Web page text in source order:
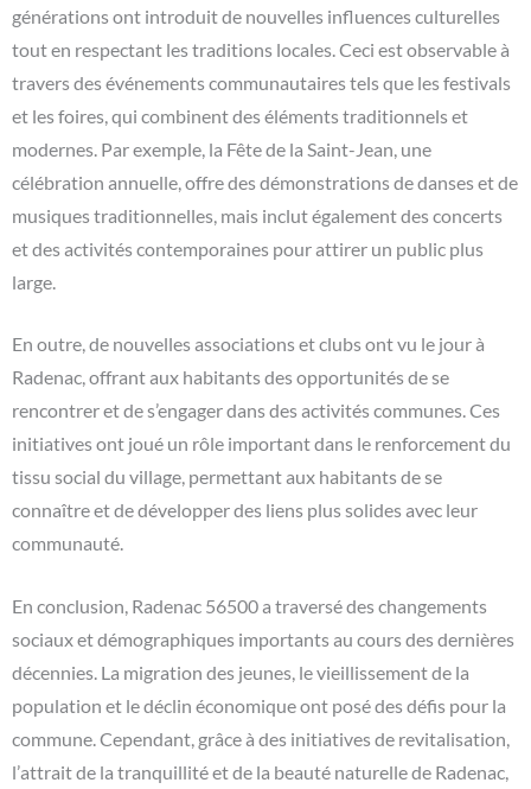
générations ont introduit de nouvelles influences culturelles
tout en respectant les traditions locales. Ceci est observable à
travers des événements communautaires tels que les festivals
et les foires, qui combinent des éléments traditionnels et
modernes. Par exemple, la Fête de la Saint-Jean, une
célébration annuelle, offre des démonstrations de danses et de
musiques traditionnelles, mais inclut également des concerts
et des activités contemporaines pour attirer un public plus
large.
En outre, de nouvelles associations et clubs ont vu le jour à
Radenac, offrant aux habitants des opportunités de se
rencontrer et de s’engager dans des activités communes. Ces
initiatives ont joué un rôle important dans le renforcement du
tissu social du village, permettant aux habitants de se
connaître et de développer des liens plus solides avec leur
communauté.
En conclusion, Radenac 56500 a traversé des changements
sociaux et démographiques importants au cours des dernières
décennies. La migration des jeunes, le vieillissement de la
population et le déclin économique ont posé des défis pour la
commune. Cependant, grâce à des initiatives de revitalisation,
l’attrait de la tranquillité et de la beauté naturelle de Radenac,